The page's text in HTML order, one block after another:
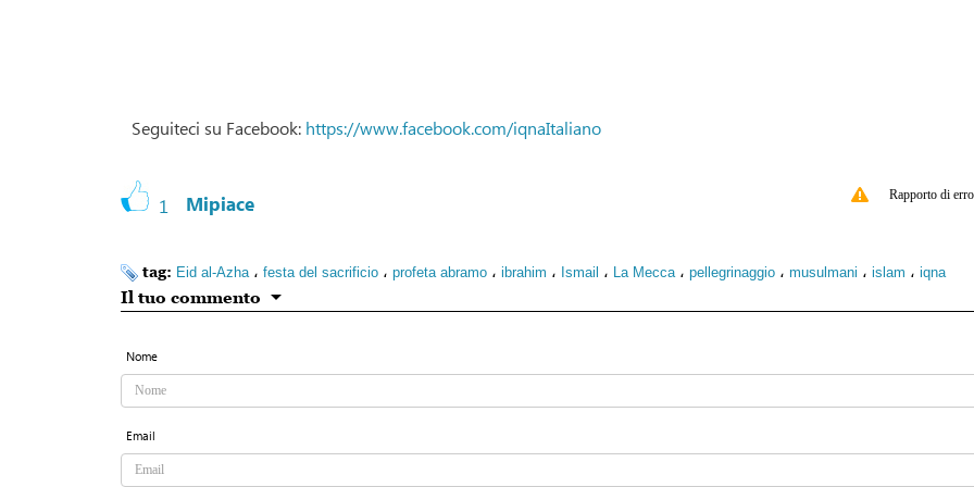
Seguiteci su Facebook: https://www.facebook.com/iqnaItaliano
1 Mipiace Rapporto di
tag: Eid al-Azha ، festa del sacrificio ، profeta abramo ، ibrahim ، Ismail ، La Mecca ، pellegrinaggio ، musulmani ، islam ، iqna
Il tuo commento
Nome
Email